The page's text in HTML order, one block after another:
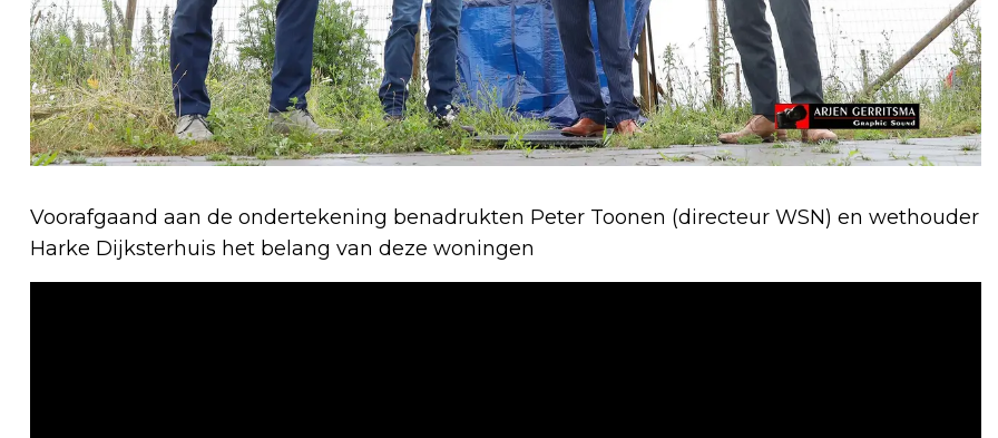
Voorafgaand aan de ondertekening benadrukten Peter Toonen (directeur WSN) en wethouder
Harke Dijksterhuis het belang van deze woningen